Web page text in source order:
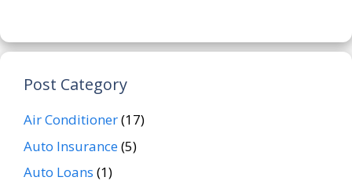
Post Category
Air Conditioner(17)
Auto Insurance(5)
Auto Loans (1)